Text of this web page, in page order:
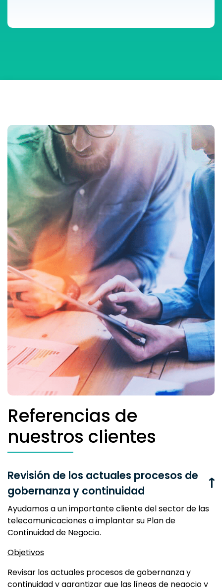
Referencias de
nuestros clientes
Revisión de los actuales procesos de
gobernanza y continuidad
Ayudamos a un importante cliente del sector de las
telecomunicaciones a implantar su Plan de
Continuidad de Negocio.
Objetivos
Revisar los actuales procesos de gobernanza y
continuidad y garantizar que las líneas de negocio y